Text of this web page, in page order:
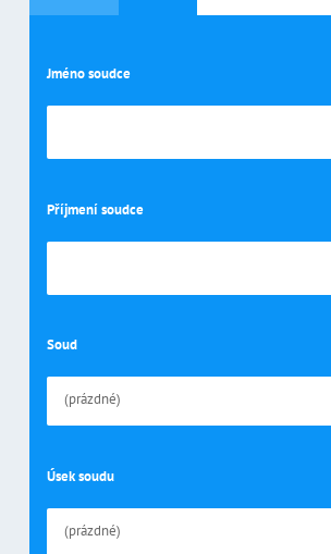
Jméno soudce
Příjmení soudce
Soud
Úsek soudu